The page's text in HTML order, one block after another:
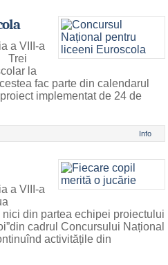
a VIII-a
Trei
la
fac parte din calendarul
implementat de 24 de
Info
a VIII-a
din partea echipei proiectului
cadrul Concursului Național
activitățile din